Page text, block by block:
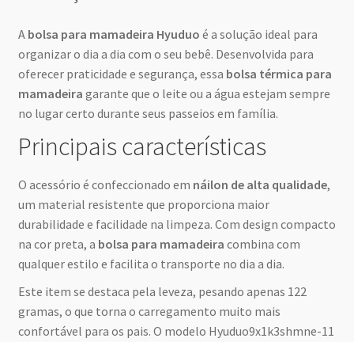
A bolsa para mamadeira Hyuduo é a solução ideal para
organizar o dia a dia com o seu bebê. Desenvolvida para
oferecer praticidade e segurança, essa bolsa térmica para
mamadeira garante que o leite ou a água estejam sempre
no lugar certo durante seus passeios em família.
Principais características
O acessório é confeccionado em náilon de alta qualidade,
um material resistente que proporciona maior
durabilidade e facilidade na limpeza. Com design compacto
na cor preta, a bolsa para mamadeira combina com
qualquer estilo e facilita o transporte no dia a dia.
Este item se destaca pela leveza, pesando apenas 122
gramas, o que torna o carregamento muito mais
confortável para os pais. O modelo Hyuduo9x1k3shmne-11